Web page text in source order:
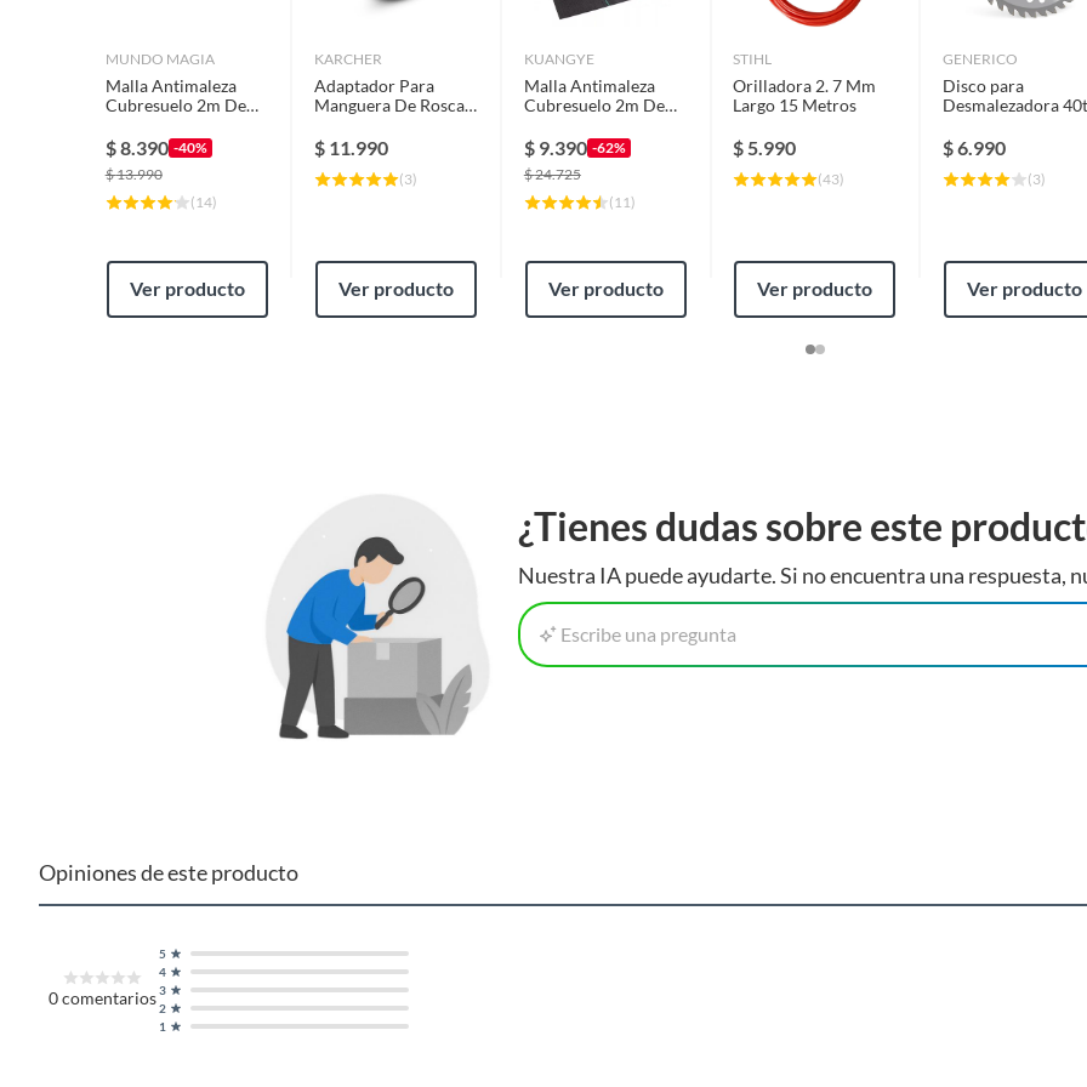
MUNDO MAGIA
Malla Antimaleza
Cubresuelo 2m De
Largo
$8.390 -40%
$13.990
( 14)
Ver producto
KARCHER
Adaptador Para
Manguera De Rosca
$ 11.990
(3)
Ver producto
KUANGYE
Malla Antimaleza
Cubresuelo 2m De
$ 9.390 -62%
$24.725
( 11)
Ver producto
STIHL
Orilladora 2. 7 Mm
Largo 15 Metros
$ 5.990
(43)
Ver producto
GENERICO
Disco para
Desmalezadora 40t
$6.990
(3)
Ver producto
¿Tienes dudas sobre este
Nuestra IA puede ayudarte. Si no encuentra una respuesta,
Escribe una pregunta
Opiniones de este producto
0comentarios
1
2
3
4
5